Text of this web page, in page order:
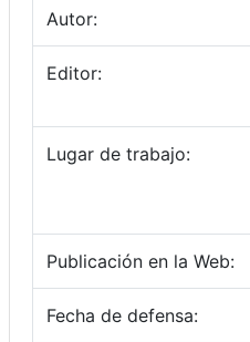
Autor:
Editor:
Lugar de trabajo:
Publicación en la Web:
Fecha de defensa: